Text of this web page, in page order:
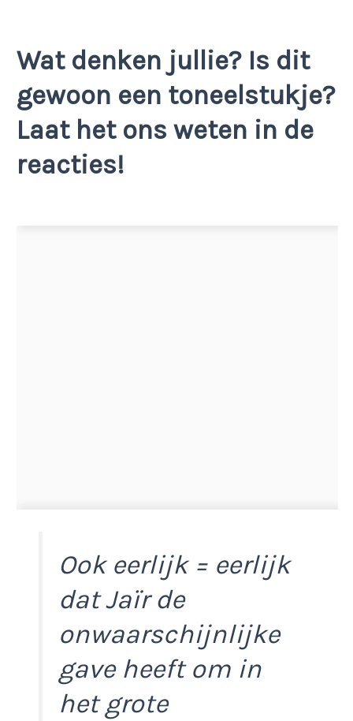
Wat denken jullie? Is dit
gewoon een toneelstukje?
Laat het ons weten in de
reacties!
Ook eerlijk = eerlijk
dat Jaïr de
onwaarschijnlijke
gave heeft om in
het grote